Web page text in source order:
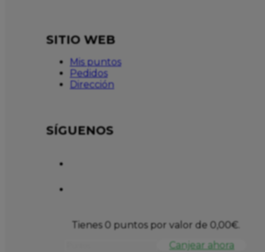
SITIO WEB
Mis puntos
Pedidos
Dirección
SÍGUENOS
Tienes 0 puntos por valor de 0,00€.
Canjear ahora